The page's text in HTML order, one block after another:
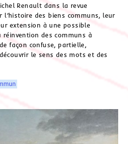
Renault dans la revue
des biens communs, leur
extension à une possible
des communs à
façon confuse, partielle,
le sens des mots et des